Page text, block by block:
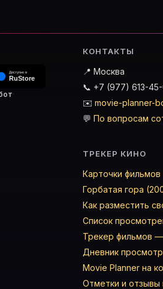
·
КОНТАКТЫ
📍 Москва
📞 +7 (977) 613-
✉️ movie-planner-
💬 По вопросам
ТРЕКЕР КИНО
Карточки фильмов
Горбатая гора
Как разместить
Список
Трекер фильмов
Дневник
Movie Planner на
Отметки и отзывы